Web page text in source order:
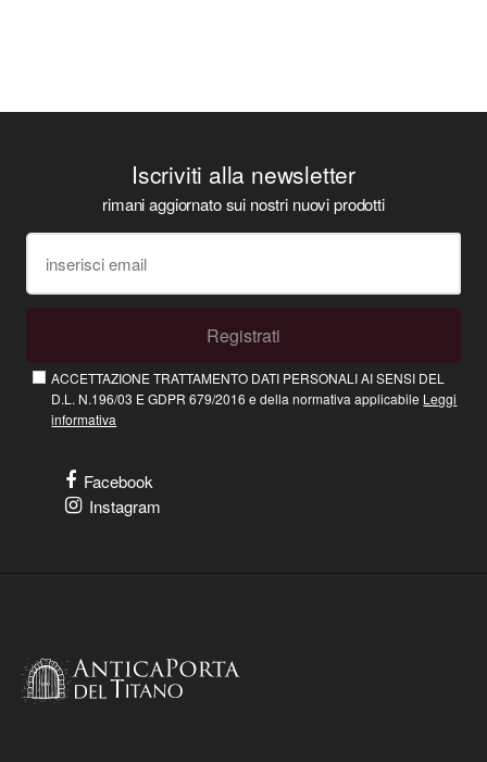
Iscriviti alla newsletter
rimani aggiornato sui nostri nuovi prodotti
Registrati
ACCETTAZIONE TRATTAMENTO DATI PERSONALI AI SENSI DEL
D.L. N.196/03 E GDPR 679/2016 e della normativa applicabile Leggi
informativa
Facebook
Instagram